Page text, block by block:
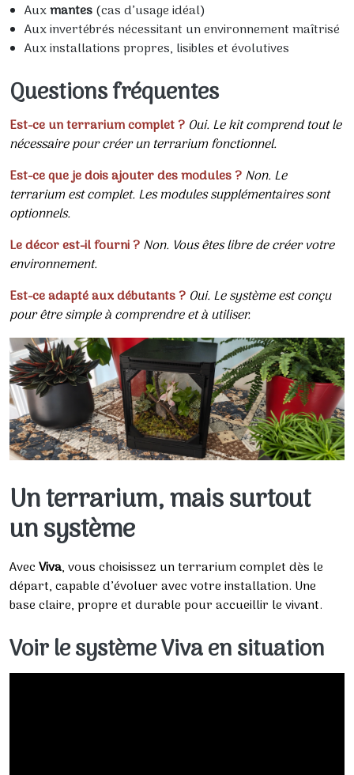
Auxmantes(cas d’usage idéal)
Aux invertébrés nécessitant un environnement maîtrisé
Aux installations propres, lisibles et évolutives
Questions fréquentes
Est-ce un terrarium complet ? Oui. Le kit comprend tout le
nécessaire pour créer un terrarium fonctionnel.
Est-ce que je dois ajouter des modules ?Non. Le
terrarium est complet. Les modules supplémentaires sont
optionnels.
Le décor est-il fourni ?Non. Vous êtes libre de créer votre
environnement.
Est-ce adapté aux débutants ? Oui. Le système est conçu
pour être simple à comprendre et à utiliser.
Un terrarium, mais surtout
un système
AvecViva, vous choisissez un terrarium complet dès le
départ, capable d’évoluer avec votre installation. Une
base claire, propre et durable pour accueillir le vivant.
Voir le système Viva en situation